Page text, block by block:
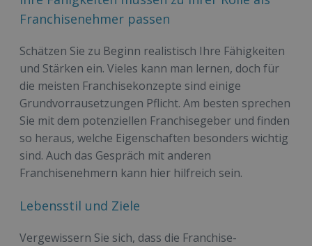
Franchisenehmer passen
Schätzen Sie zu Beginn realistisch Ihre Fähigkeiten
und Stärken ein. Vieles kann man lernen, doch für
die meisten Franchisekonzepte sind einige
Grundvorrausetzungen Pflicht. Am besten sprechen
Sie mit dem potenziellen Franchisegeber und finden
so heraus, welche Eigenschaften besonders wichtig
sind. Auch das Gespräch mit anderen
Franchisenehmern kann hier hilfreich sein.
Lebensstil und Ziele
Vergewissern Sie sich, dass die Franchise-